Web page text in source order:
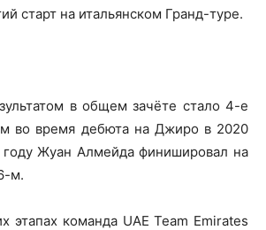
старт на итальянском Гранд-туре.
в общем зачёте стало 4-е
во время дебюта на Джиро в 2020
Жуан Алмейда финишировал на
м.
этапах команда UAE Team Emirates